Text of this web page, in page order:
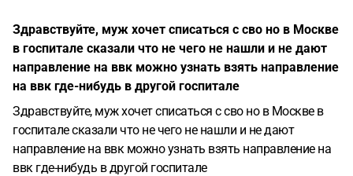
Здравствуйте, муж хочет списаться с сво но в Москве
в госпитале сказали что не чего не нашли и не дают
направление на ввк можно узнать взять направление
на ввк где-нибудь в другой госпитале
Здравствуйте, муж хочет списаться с сво но в Москве в
госпитале сказали что не чего не нашли и не дают
направление на ввк можно узнать взять направление на
ввк где-нибудь в другой госпитале